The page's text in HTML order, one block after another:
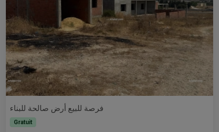
فرصة للبيع أرض صالحة للبناء
Gratuit